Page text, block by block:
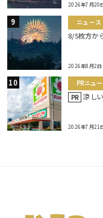
2026年7月20
ニュース
8/5枚方か
2026年8月2日
PRニュ
PR 涼し
2026年7月21